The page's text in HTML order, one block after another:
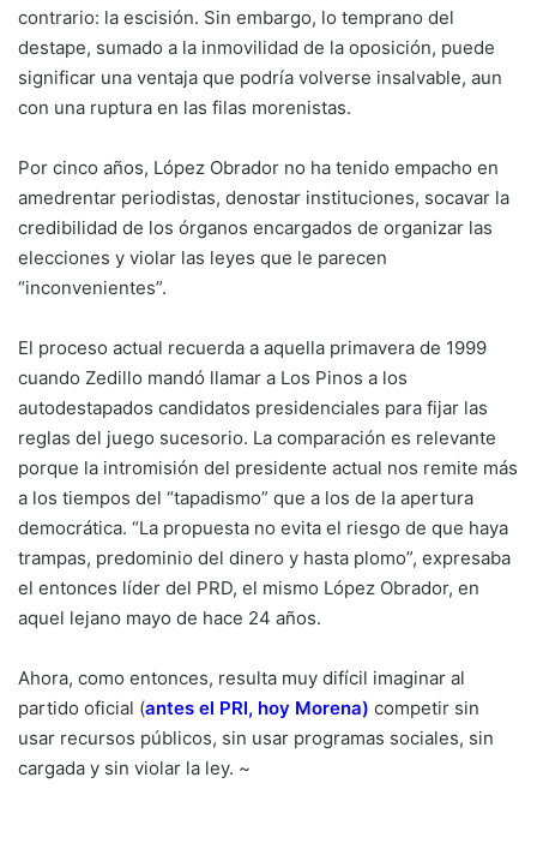
contrario: la escisión. Sin embargo, lo temprano del
destape, sumado a la inmovilidad de la oposición, puede
significar una ventaja que podría volverse insalvable, aun
con una ruptura en las filas morenistas.
Por cinco años, López Obrador no ha tenido empacho en
amedrentar periodistas, denostar instituciones, socavar la
credibilidad de los órganos encargados de organizar las
elecciones y violar las leyes que le parecen
“inconvenientes”.
El proceso actual recuerda a aquella primavera de 1999
cuando Zedillo mandó llamar a Los Pinos a los
autodestapados candidatos presidenciales para fijar las
reglas del juego sucesorio. La comparación es relevante
porque la intromisión del presidente actual nos remite más
a los tiempos del “tapadismo” que a los de la apertura
democrática. “La propuesta no evita el riesgo de que haya
trampas, predominio del dinero y hasta plomo”, expresaba
el entonces líder del PRD, el mismo López Obrador, en
aquel lejano mayo de hace 24 años.
Ahora, como entonces, resulta muy difícil imaginar al
partido oficial (antes el PRI, hoy Morena) competir sin
usar recursos públicos, sin usar programas sociales, sin
cargada y sin violar la ley. ~